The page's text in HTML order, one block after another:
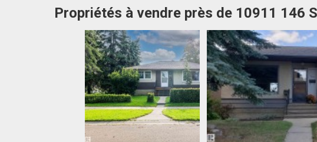
Propriétés à vendre près de 10911 146